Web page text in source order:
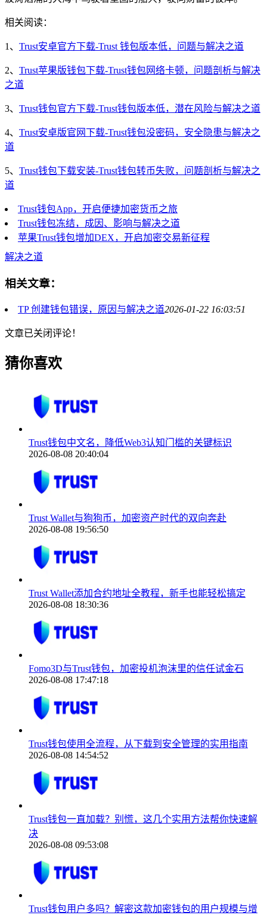
相关阅读：
1、 Trust安卓官方下载-Trust 钱包版本低，问题与解决之道
2、 Trust苹果版钱包下载-Trust钱包网络卡顿，问题剖析与解决
之道
3、 Trust钱包官方下载-Trust钱包版本低，潜在风险与解决之道
4、 Trust安卓版官网下载-Trust钱包没密码，安全隐患与解决之
道
5、 Trust钱包下载安装-Trust钱包转币失败，问题剖析与解决之
道
Trust钱包App，开启便捷加密货币之旅
Trust钱包冻结，成因、影响与解决之道
苹果Trust钱包增加DEX，开启加密交易新征程
解决之道
相关文章：
TP 创建钱包错误，原因与解决之道2026-01-22 16:03:51
文章已关闭评论！
猜你喜欢
Trust钱包中文名，降低Web3认知门槛的关键标识
2026-08-08 20:40:04
Trust Wallet与狗狗币，加密资产时代的双向奔赴
2026-08-08 19:56:50
Trust Wallet添加合约地址全教程，新手也能轻松搞定
2026-08-08 18:30:36
Fomo3D与Trust钱包，加密投机泡沫里的信任试金石
2026-08-08 17:47:18
Trust钱包使用全流程，从下载到安全管理的实用指南
2026-08-08 14:54:52
Trust钱包一直加载？别慌，这几个实用方法帮你快速解
决
2026-08-08 09:53:08
Trust钱包用户多吗？解密这款加密钱包的用户规模与增